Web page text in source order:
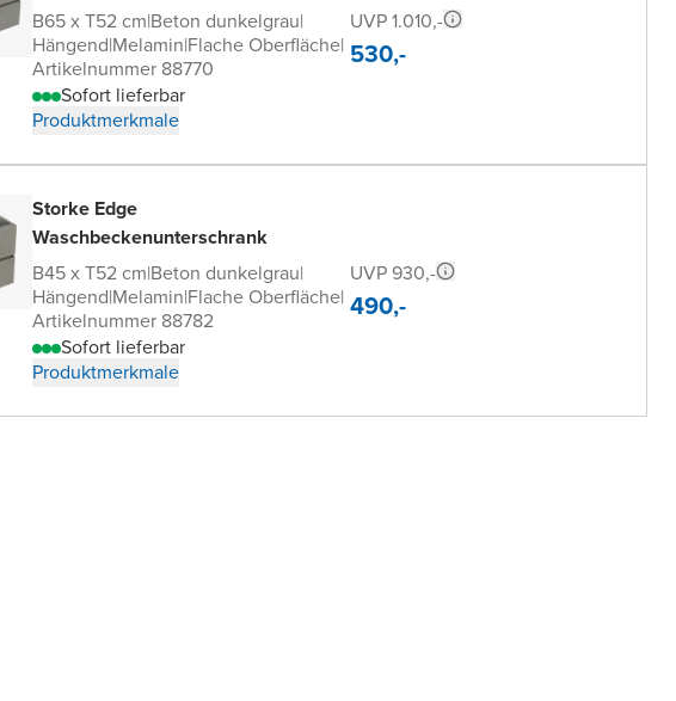
B65 x T52 cm|Beton dunkelgrau|
Hängend|Melamin|Flache Oberfläche|
Artikelnummer 88770
Sofort lieferbar
Produktmerkmale
UVP 1.010,-
530,-
Storke Edge
Waschbeckenunterschrank
B45 x T52 cm|Beton dunkelgrau|
Hängend|Melamin|Flache Oberfläche|
Artikelnummer 88782
Sofort lieferbar
Produktmerkmale
UVP 930,-
490,-